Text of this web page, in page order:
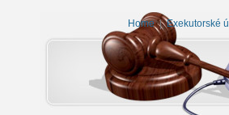
Home|Exekutorské